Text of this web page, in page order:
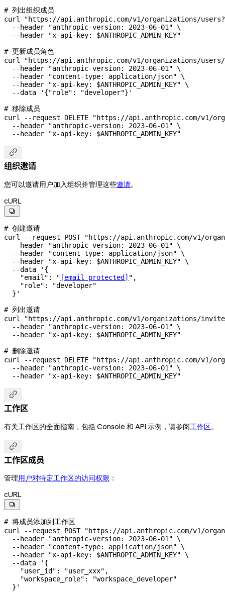
# 列出组织成员
curl
"https://api.anthropic.com/v1/organizations/
  --header
"anthropic-version: 2023-06-01" \
  --header
"x-api-key: $ANTHROPIC_ADMIN_KEY"
# 更新成员角色
curl
"https://api.anthropic.com/v1/organizations/
  --header
"anthropic-version: 2023-06-01" \
  --header
"content-type: application/json" \
  --header
"x-api-key: $ANTHROPIC_ADMIN_KEY" \
  --data
'{"role": "developer"}'
# 移除成员
curl
--request DELETE "https://api.anthropic.com/v1/
  --header
"anthropic-version: 2023-06-01" \
  --header
"x-api-key: $ANTHROPIC_ADMIN_KEY"

组织邀请
您可以邀请用户加入组织并管理这些邀请。
cURL

# 创建邀请
curl
--request POST "https://api.anthropic.com/v1/
  --header
"anthropic-version: 2023-06-01" \
  --header
"content-type: application/json" \
  --header
"x-api-key: $ANTHROPIC_ADMIN_KEY" \
  --data
'{
    "email": "
[email protected] ",
    "role": "developer"
  }'
# 列出邀请
curl
"https://api.anthropic.com/v1/organizations/
  --header
"anthropic-version: 2023-06-01" \
  --header
"x-api-key: $ANTHROPIC_ADMIN_KEY"
# 删除邀请
curl
--request DELETE "https://api.anthropic.com/v1/
  --header
"anthropic-version: 2023-06-01" \
  --header
"x-api-key: $ANTHROPIC_ADMIN_KEY"

工作区
有关工作区的全面指南，包括 Console 和 API 示例，请参阅工作区。

工作区成员
管理用户对特定工作区的访问权限 ：
cURL

# 将成员添加到工作区
curl --request POST "https://api.anthropic.com/v1/
  --header
"anthropic-version: 2023-06-01" \
  --header
"content-type: application/json" \
  --header
"x-api-key: $ANTHROPIC_ADMIN_KEY" \
  --data
'{
    "user_id": "user_xxx",
    "workspace_role": "workspace_developer"
  }'